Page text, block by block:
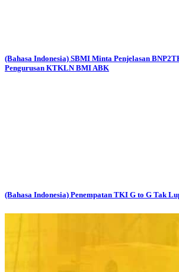
(Bahasa Indonesia) SBMI Minta Penjelasan
Pengurusan KTKLN BMI ABK
(Bahasa Indonesia) Penempatan TKI G to G Tak